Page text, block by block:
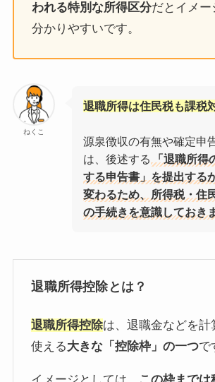
われる特別な所得区分だとイメー
分かりやすいです。
ねくこ
退職所得は住民税も課税
源泉徴収の有無や確定申
は、後述する
「退職所得
する申告書」を提出する
変わるため、所得税・住
の手続きを意識しておき
退職所得控除とは？
退職所得控除は、退職金などを計
使える大きな「控除枠」の一つで
イメージとしては、 この枠まで